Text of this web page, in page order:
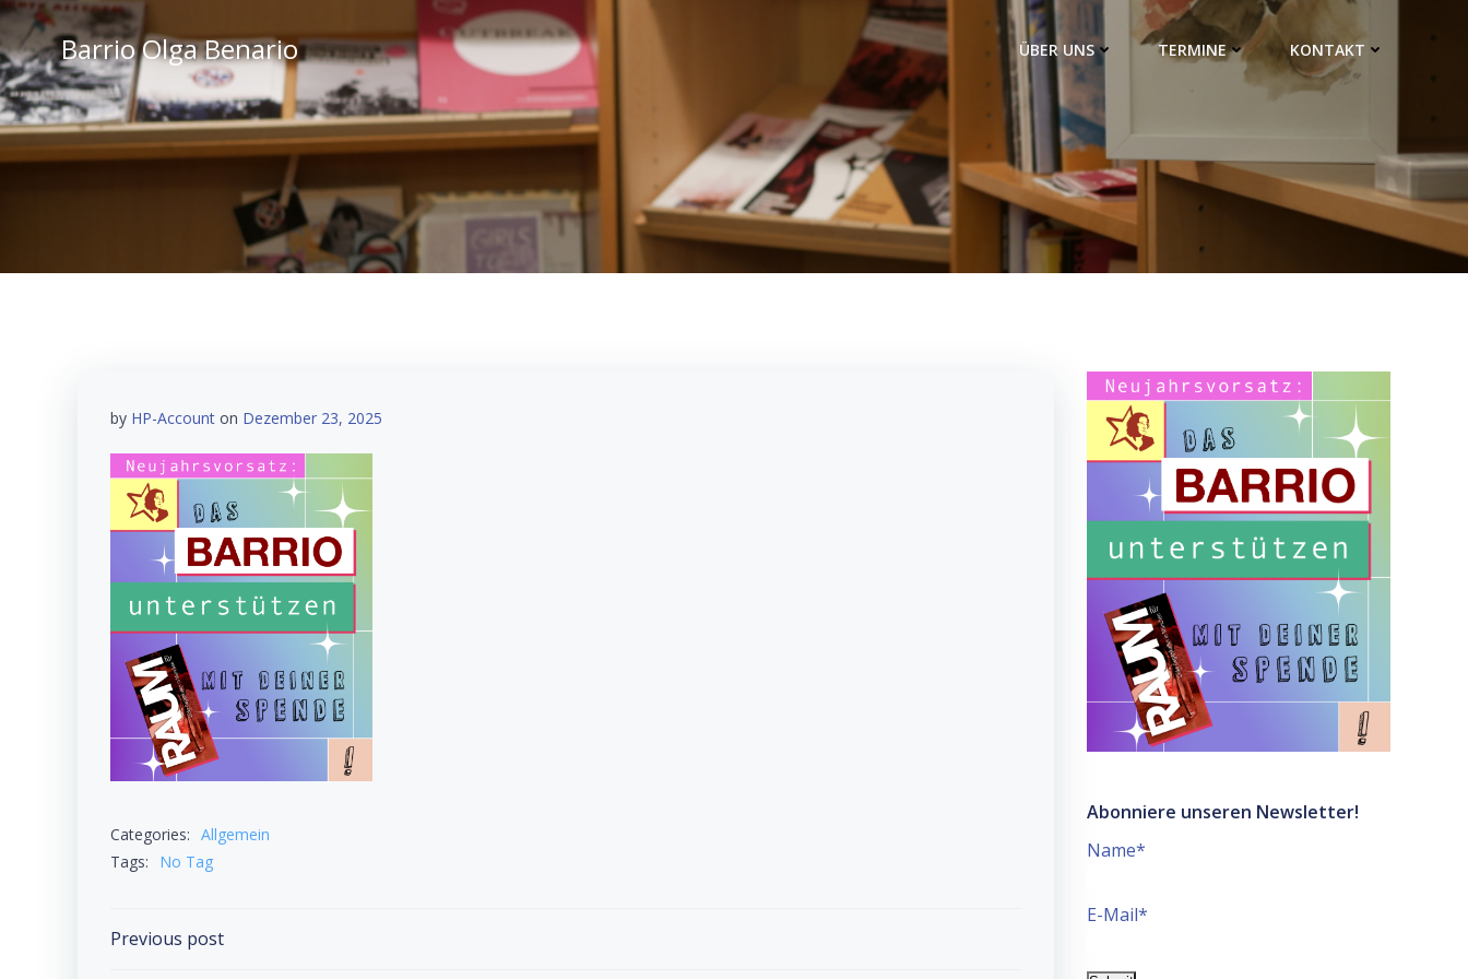
Zum
Inhalt
springenBarrio Olga Benario ÜBER UNS TERMINE KONTAKT
by HP-Account on Dezember 23, 2025
Categories: Allgemein
Tags:
No Tag
Post
Previous post
Abonniere unseren Newsletter!
Name*
E-Mail*